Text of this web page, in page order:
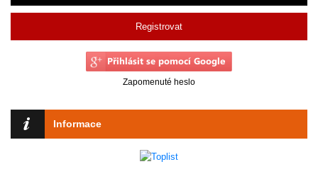
Registrovat
Zapomenuté heslo
Informace